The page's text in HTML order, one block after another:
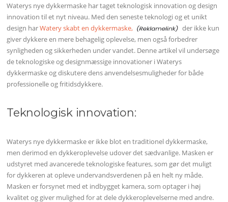
Waterys nye dykkermaske har taget teknologisk innovation og design
innovation til et nyt niveau. Med den seneste teknologi og et unikt
design harWatery skabt en dykkermaske,
der ikke kun
giver dykkere en mere behagelig oplevelse, men også forbedrer
synligheden og sikkerheden under vandet. Denne artikel vil undersøge
de teknologiske og designmæssige innovationer i Waterys
dykkermaske og diskutere dens anvendelsesmuligheder for både
professionelle og fritidsdykkere.
Teknologisk innovation:
Waterys nye dykkermaske er ikke blot en traditionel dykkermaske,
men derimod en dykkeroplevelse udover det sædvanlige. Masken er
udstyret med avancerede teknologiske features, som gør det muligt
for dykkeren at opleve undervandsverdenen på en helt ny måde.
Masken er forsynet med et indbygget kamera, som optager i høj
kvalitet og giver mulighed for at dele dykkeroplevelserne med andre.